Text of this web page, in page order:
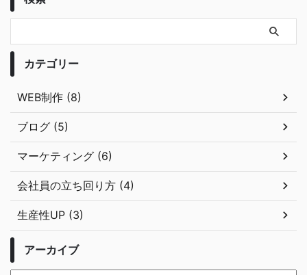
カテゴリー
WEB制作 (8)
ブログ (5)
マーケティング (6)
会社員の立ち回り方 (4)
生産性UP (3)
アーカイブ